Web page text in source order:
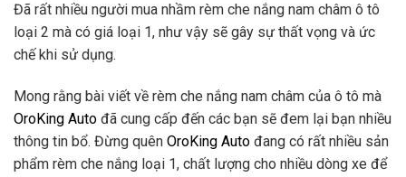
Đã rất nhiều người mua nhầm rèm che nắng nam châm ô tô
loại 2 mà có giá loại 1, như vậy sẽ gây sự thất vọng và ức
chế khi sử dụng.
Mong rằng bài viết về rèm che nắng nam châm của ô tô mà
OroKing Auto đã cung cấp đến các bạn sẽ đem lại bạn nhiều
thông tin bổ. Đừng quên OroKing Auto đang có rất nhiều sản
phẩm rèm che nắng loại 1, chất lượng cho nhiều dòng xe để